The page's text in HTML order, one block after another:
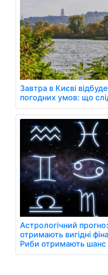
Завтра в Києві
погодних умов: що
Астрологічний
отримають вигідні
Риби отримають шанс